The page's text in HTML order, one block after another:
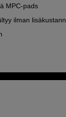
MPC-pads
ilman